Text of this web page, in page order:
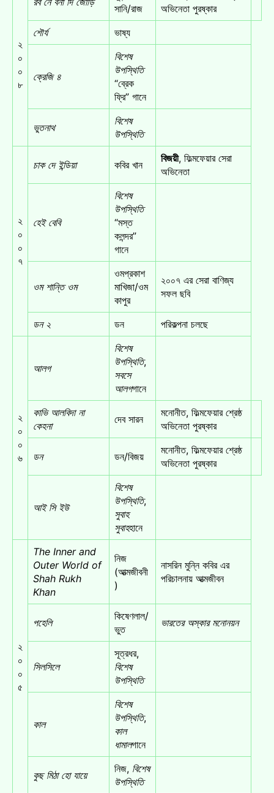
২
০
০
৮
সানি/রাজ
অভিনেতা পুরষ্কার
শৌর্য
ভাষ্য
ক্রেজি ৪
বিশেষ
উপস্থিতি
“ব্রেক
ফ্রি” গানে
ভুতনাথ
বিশেষ
উপস্থিতি
২
০
০
৭
চাক দে ইন্ডিয়া কবির খান
বিজয়ী, ফিল্মফেয়ার সেরা
অভিনেতা
হেই বেবি
বিশেষ
উপস্থিতি
“মস্ত
কলন্দর”
গানে
ওম শান্তি ওম
ওমপ্রকাশ
মাখিজা/ওম
কাপুর
২০০৭ এর সেরা বাণিজ্য
সফল ছবি
ডন ২ ডন পরিকল্পনা চলছে
২
০
০
৬
আলগ
বিশেষ
উপস্থিতি,
সবসে
আলগগানে
কাভি আলবিদা না
কেহনা
দেব সারন
মনোনীত, ফিল্মফেয়ার শ্রেষ্ঠ
অভিনেতা পুরষ্কার
ডন ডন/বিজয়
মনোনীত, ফিল্মফেয়ার শ্রেষ্ঠ
অভিনেতা পুরষ্কার
আই সি ইউ
বিশেষ
উপস্থিতি,
সুবাহ
সুবাহহানে
২
০
০
৫
The Inner and
Outer World of
Shah Rukh
Khan
নিজ
(আত্মজীবনী
)
নাসরিন মুন্নি কবির এর
পরিচালনায় আত্মজীবন
পহেলি
কিষেণলাল/
ভুত
ভারতের অস্কার মনোনয়ন
সিলসিলে
সূত্রধর,
বিশেষ
উপস্থিতি
কাল
বিশেষ
উপস্থিতি,
কাল
ধামালগানে
কুছ মিঠা হো যায়ে
নিজ, বিশেষ
উপস্থিতি